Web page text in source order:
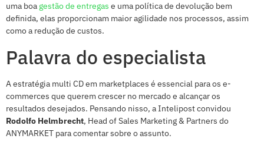
uma boa gestão de entregas e uma política de devolução bem
definida, elas proporcionam maior agilidade nos processos, assim
como a redução de custos.
Palavra do especialista
A estratégia multi CD em marketplaces é essencial para os e-
commerces que querem crescer no mercado e alcançar os
resultados desejados. Pensando nisso, a Intelipost convidou
Rodolfo Helmbrecht, Head of Sales Marketing & Partners do
ANYMARKET para comentar sobre o assunto.